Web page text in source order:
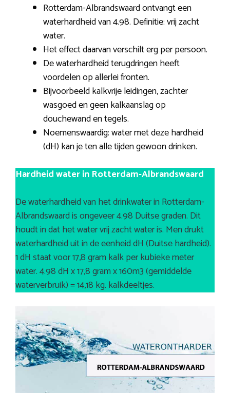
Rotterdam-Albrandswaard ontvangt een
waterhardheid van 4.98. Definitie: vrij zacht
water.
Het effect daarvan verschilt erg per persoon.
De waterhardheid terugdringen heeft
voordelen op allerlei fronten.
Bijvoorbeeld kalkvrije leidingen, zachter
wasgoed en geen kalkaanslag op
douchewand en tegels.
Noemenswaardig: water met deze hardheid
(dH) kan je ten alle tijden gewoon drinken.
Hardheid water in Rotterdam-Albrandswaard
De waterhardheid van het drinkwater in Rotterdam-
Albrandswaard is ongeveer 4.98 Duitse graden. Dit
houdt in dat het water vrij zacht water is. Men drukt
waterhardheid uit in de eenheid dH (Duitse hardheid).
1 dH staat voor 17,8 gram kalk per kubieke meter
water. 4.98 dH x 17,8 gram x 160m3 (gemiddelde
waterverbruik) = 14,18 kg. kalkdeeltjes.